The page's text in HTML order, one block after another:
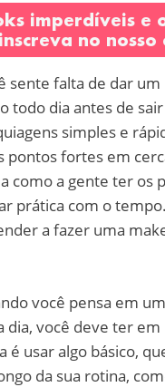
imperdíveis e
no
sente falta de dar
todo dia antes de sair
simples e
pontos fortes em
como a gente ter os
prática com o
a fazer uma
você pensa em
dia, você deve ter
é usar algo básico,
da sua rotina,